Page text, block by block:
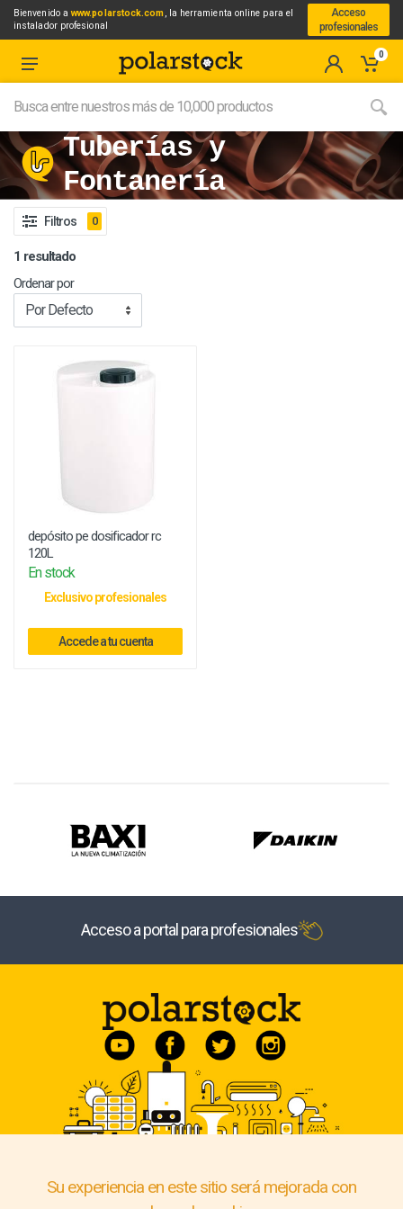
Bienvenido awww.polarstock.com, la herramienta online para el
instalador profesional
Acceso
profesionales
0
Tuberías y
Fontanería
Filtros 0
1 resultado
Ordenar por
depósito pe dosificador rc
120L
En stock
Exclusivo profesionales
Accede a tu cuenta
Acceso a portal para profesionales
Su experiencia en este sitio será mejorada con